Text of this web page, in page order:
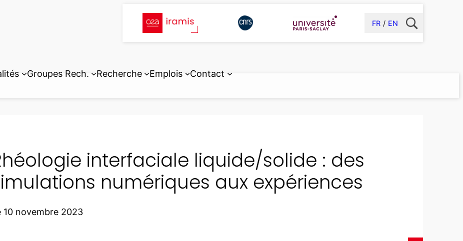
FR EN
Groupes Rech. Recherche Emplois Contact
interfaciale liquide/solide : des
numériques aux expériences
10 novembre 2023